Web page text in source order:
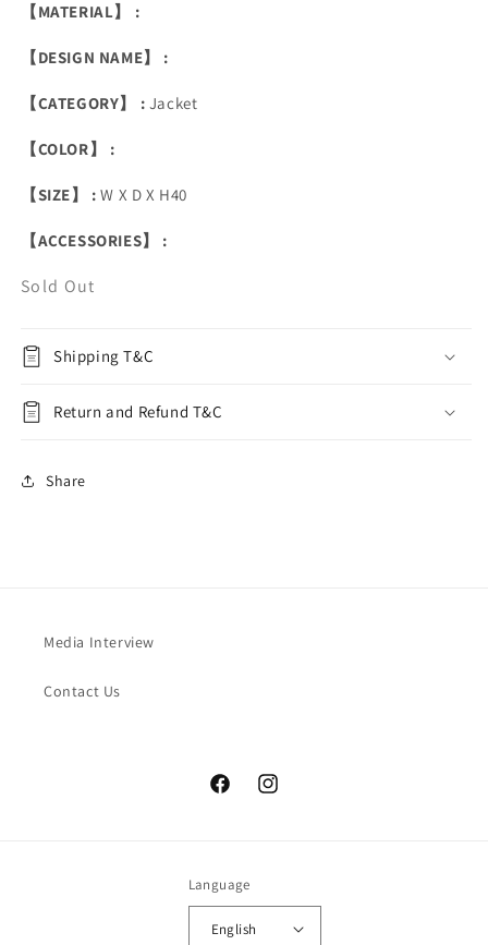
【MATERIAL】 :
【DESIGN NAME】 :
【CATEGORY】 : Jacket
【COLOR】 :
【SIZE】 :W X D X H40
【ACCESSORIES】 :
Sold Out
Shipping T&C
Return and Refund T&C
Share
Media Interview
Contact Us
FacebookInstagram
Language
English